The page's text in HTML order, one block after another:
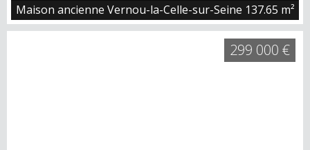
au rez-de-chaussée : entrée, salon avec cheminée, salon - salle à
manger, cuisine aménagée indépendante, une chambre et une
salle d'eau avec wc offrant un confort de vie appréciable de plain-
Maison ancienne Vernou-la-Celle-sur-Seine 137.65 m²
299 000 €